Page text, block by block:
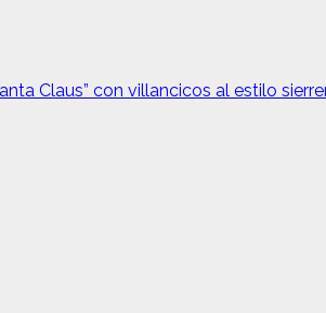
Claus” con villancicos al estilo